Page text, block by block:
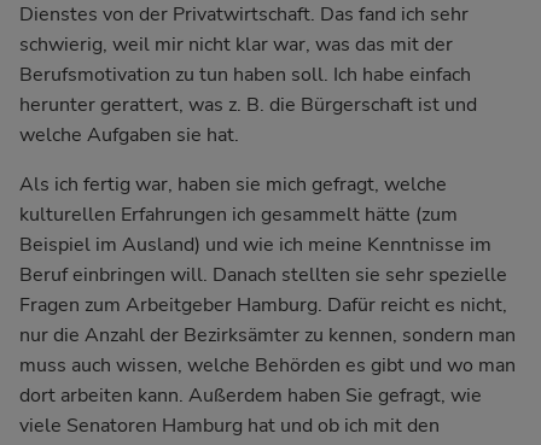
Dienstes von der Privatwirtschaft. Das fand ich sehr
schwierig, weil mir nicht klar war, was das mit der
Berufsmotivation zu tun haben soll. Ich habe einfach
herunter gerattert, was z. B. die Bürgerschaft ist und
welche Aufgaben sie hat.
Als ich fertig war, haben sie mich gefragt, welche
kulturellen Erfahrungen ich gesammelt hätte (zum
Beispiel im Ausland) und wie ich meine Kenntnisse im
Beruf einbringen will. Danach stellten sie sehr spezielle
Fragen zum Arbeitgeber Hamburg. Dafür reicht es nicht,
nur die Anzahl der Bezirksämter zu kennen, sondern man
muss auch wissen, welche Behörden es gibt und wo man
dort arbeiten kann. Außerdem haben Sie gefragt, wie
viele Senatoren Hamburg hat und ob ich mit den